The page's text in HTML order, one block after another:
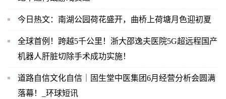
今日热文：南湖公园荷花盛开，曲桥上荷塘月色迎初夏
全球首例！跨越5千公里！浙大邵逸夫医院5G超远程国产
机器人肝脏切除手术成功实施！
道路自信文化自信｜固生堂中医集团6月经营分析会圆满
落幕！_环球短讯